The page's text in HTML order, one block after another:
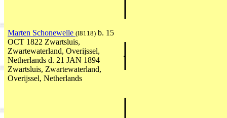
Marten Schonewelle (I8118) b. 15
OCT 1822 Zwartsluis,
Zwartewaterland, Overijssel,
Netherlands d. 21 JAN 1894
Zwartsluis, Zwartewaterland,
Overijssel, Netherlands